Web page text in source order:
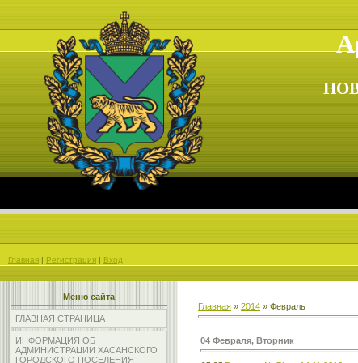
Главная | Регистрация | Вход
Меню сайта
ГЛАВНАЯ СТРАНИЦА
ИНФОРМАЦИЯ ОБ
АДМИНИСТРАЦИИ ХАСАНСКОГО
ГОРОДСКОГО ПОСЕЛЕНИЯ
Главная » 2014 » Февраль
04 Февраля, Вторник